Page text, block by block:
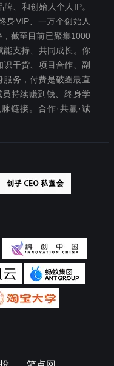
、和创始人个人IP。
身VIP、一万个创始人
截至目前已聚集1000
能支持、共同成长。你
干货、项目合作、副
服务，付费是破圈最‬直
持续赚到钱、终身学
链接。合作·共赢·诚